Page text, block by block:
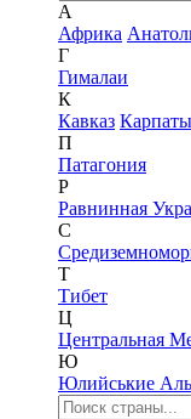
А
Африка
Г
Гималаи
К
Кавказ Карпаты
П
Патагония
Р
Равнинная
С
Т
Тибет
Ц
Центральная
Ю
Юлийськие